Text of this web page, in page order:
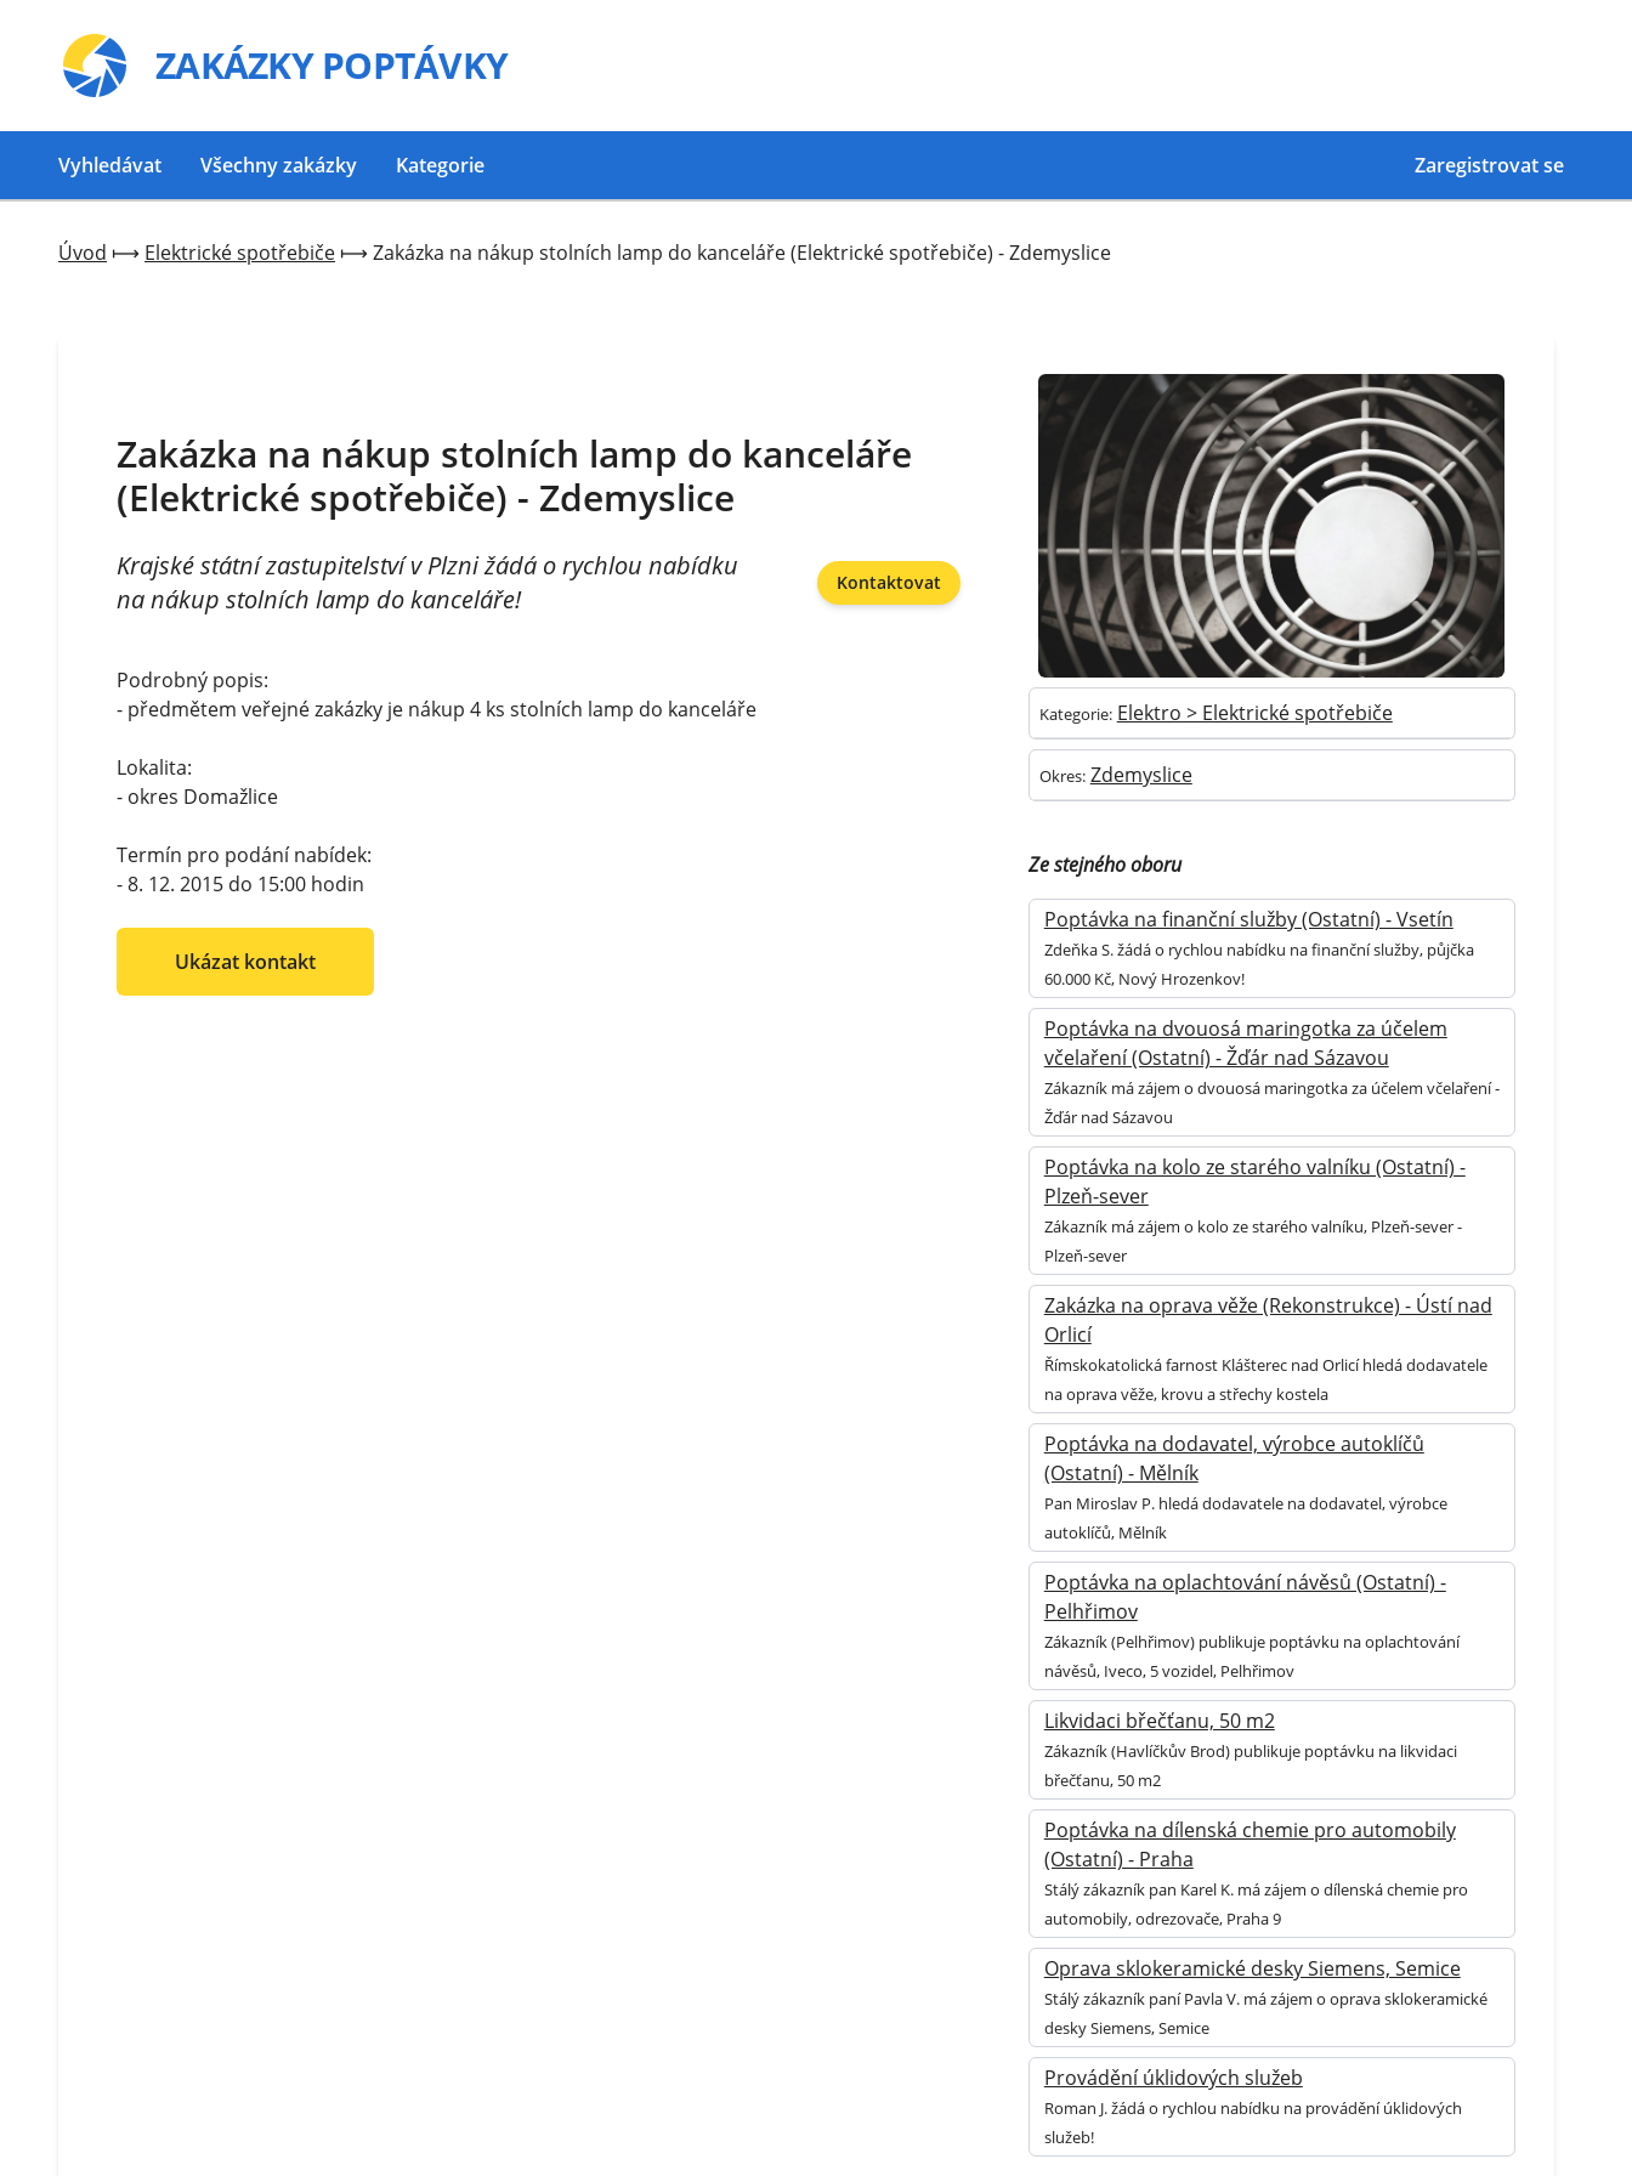
ZAKÁZKY POPTÁVKY
Vyhledávat Všechny zakázky Kategorie Zaregistrovat se
Úvod ⟼ Elektrické spotřebiče ⟼ Zakázka na nákup stolních lamp do kanceláře (Elektrické spotřebiče) - Zdemyslice
Zakázka na nákup stolních lamp do kanceláře
(Elektrické spotřebiče) - Zdemyslice
Krajské státní zastupitelství v Plzni žádá o rychlou nabídku
na nákup stolních lamp do kanceláře!
Kontaktovat
Podrobný popis:
- předmětem veřejné zakázky je nákup 4 ks stolních lamp do kanceláře
Lokalita:
- okres Domažlice
Termín pro podání nabídek:
- 8. 12. 2015 do 15:00 hodin
Ukázat kontakt
Kategorie: Elektro > Elektrické spotřebiče
Okres: Zdemyslice
Ze stejného oboru
Poptávka na finanční služby (Ostatní) - Vsetín
Zdeňka S. žádá o rychlou nabídku na finanční služby, půjčka
60.000 Kč, Nový Hrozenkov!
Poptávka na dvouosá maringotka za účelem
včelaření (Ostatní) - Žďár nad Sázavou
Zákazník má zájem o dvouosá maringotka za účelem včelaření -
Žďár nad Sázavou
Poptávka na kolo ze starého valníku (Ostatní) -
Plzeň-sever
Zákazník má zájem o kolo ze starého valníku, Plzeň-sever -
Plzeň-sever
Zakázka na oprava věže (Rekonstrukce) - Ústí nad
Orlicí
Římskokatolická farnost Klášterec nad Orlicí hledá dodavatele
na oprava věže, krovu a střechy kostela
Poptávka na dodavatel, výrobce autoklíčů
(Ostatní) - Mělník
Pan Miroslav P. hledá dodavatele na dodavatel, výrobce
autoklíčů, Mělník
Poptávka na oplachtování návěsů (Ostatní) -
Pelhřimov
Zákazník (Pelhřimov) publikuje poptávku na oplachtování
návěsů, Iveco, 5 vozidel, Pelhřimov
Likvidaci břečťanu, 50 m2
Zákazník (Havlíčkův Brod) publikuje poptávku na likvidaci
břečťanu, 50 m2
Poptávka na dílenská chemie pro automobily
(Ostatní) - Praha
Stálý zákazník pan Karel K. má zájem o dílenská chemie pro
automobily, odrezovače, Praha 9
Oprava sklokeramické desky Siemens, Semice
Stálý zákazník paní Pavla V. má zájem o oprava sklokeramické
desky Siemens, Semice
Provádění úklidových služeb
Roman J. žádá o rychlou nabídku na provádění úklidových
služeb!